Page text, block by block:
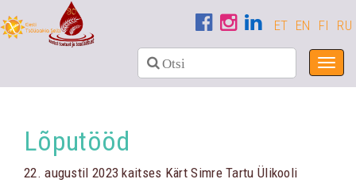
ET EN FI RU
Lõputööd
22. augustil 2023 kaitses Kärt Simre Tartu Ülikooli